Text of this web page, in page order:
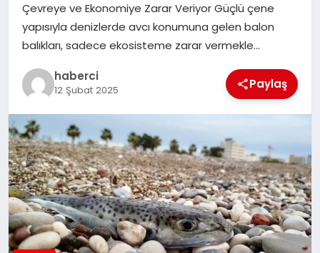
TEKNOLOJI
Çevreye ve Ekonomiye Zarar Veriyor Güçlü çene
yapısıyla denizlerde avcı konumuna gelen balon
balıkları, sadece ekosisteme zarar vermekle…
haberci
12 Şubat 2025 Paylaş